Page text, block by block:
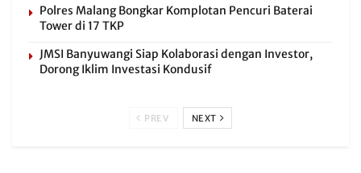
Polres Malang Bongkar Komplotan Pencuri Baterai
Tower di 17 TKP
JMSI Banyuwangi Siap Kolaborasi dengan Investor,
Dorong Iklim Investasi Kondusif
PREV NEXT